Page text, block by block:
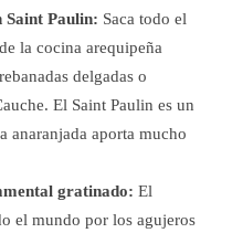
Saint Paulin: Saca todo el
la cocina arequipeña
delgadas o
El Saint Paulin es un
anaranjada aporta mucho
gratinado: El
el mundo por los agujeros